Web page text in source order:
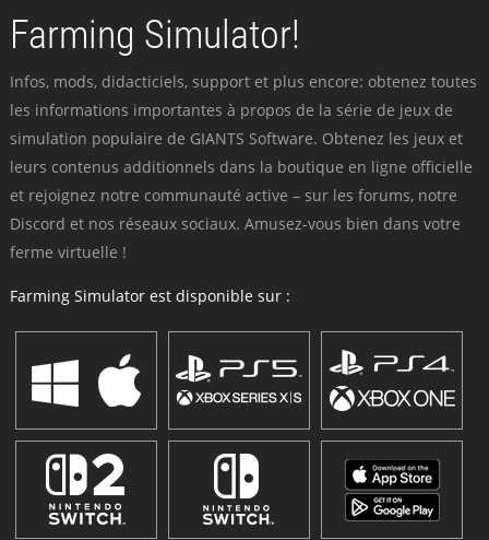
Farming Simulator!
Infos, mods, didacticiels, support et plus encore: obtenez toutes
les informations importantes à propos de la série de jeux de
simulation populaire de GIANTS Software. Obtenez les jeux et
leurs contenus additionnels dans la boutique en ligne officielle
et rejoignez notre communauté active – sur les forums, notre
Discord et nos réseaux sociaux. Amusez-vous bien dans votre
ferme virtuelle !
Farming Simulator est disponible sur :